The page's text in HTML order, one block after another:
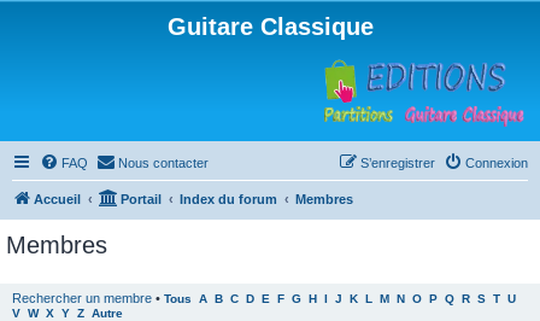
Guitare Classique
FAQ Nous contacter Connexion
S’enregistrer
Accueil Portail Index du forum Membres
Membres
Rechercher un membre • Tous A B C D E F G H I J K L M N O P Q R S T U
V W X Y Z Autre